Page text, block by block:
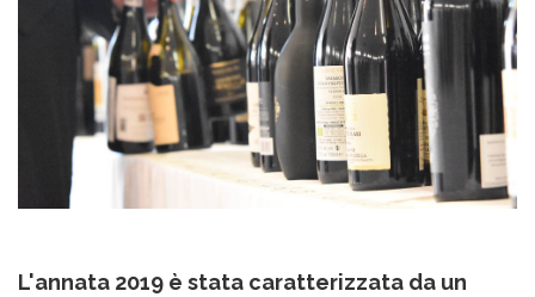
L'annata 2019 è stata caratterizzata da un